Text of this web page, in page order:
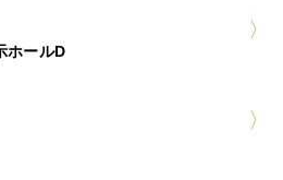
ホールD